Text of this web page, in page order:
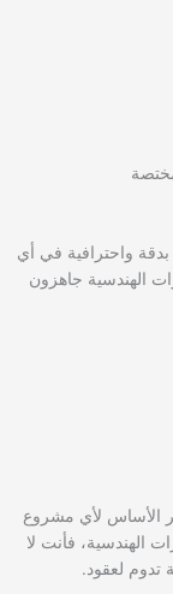
واحترافية في أي
الهندسية جاهزون
الأساس لأي مشروع
الهندسية، فأنت لا
لعقود.